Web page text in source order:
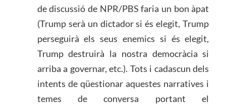
de discussió de NPR/PBS faria un bon àpat
(Trump serà un dictador si és elegit, Trump
perseguirà els seus enemics si és elegit,
Trump destruirà la nostra democràcia si
arriba a governar, etc.). Tots i cadascun dels
intents de qüestionar aquestes narratives i
temes de conversa portant el